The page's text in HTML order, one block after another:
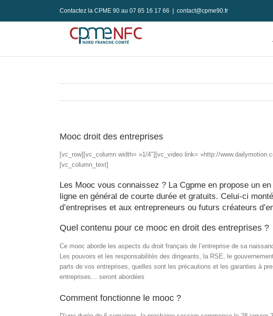
Contactez la CPME 90 au 07 85 16 17 66 contact@cpme90.fr
Mooc droit des entreprises
[vc_row][vc_column width= »1/4″][vc_video link= »http://
[vc_column_text]
Les Mooc vous connaissez ? La Cgpme en propose un
ligne en général de courte durée et gratuits. Celui-ci
d’entreprises et aux entrepreneurs ou futurs créateurs
Quel contenu pour ce mooc en droit des entreprises ?
Ce mooc aborde les aspects du droit français de l’entreprise de sa
Les pouvoirs et les responsabilités des dirigeants, la RSE, le
parts de vos entreprises, quelles sont les précautions et les garanties à
entreprises… seront abordées
Comment fonctionne le mooc ?